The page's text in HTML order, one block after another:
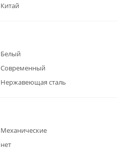
Китай
Белый
Современный
Нержавеющая сталь
Механические
нет